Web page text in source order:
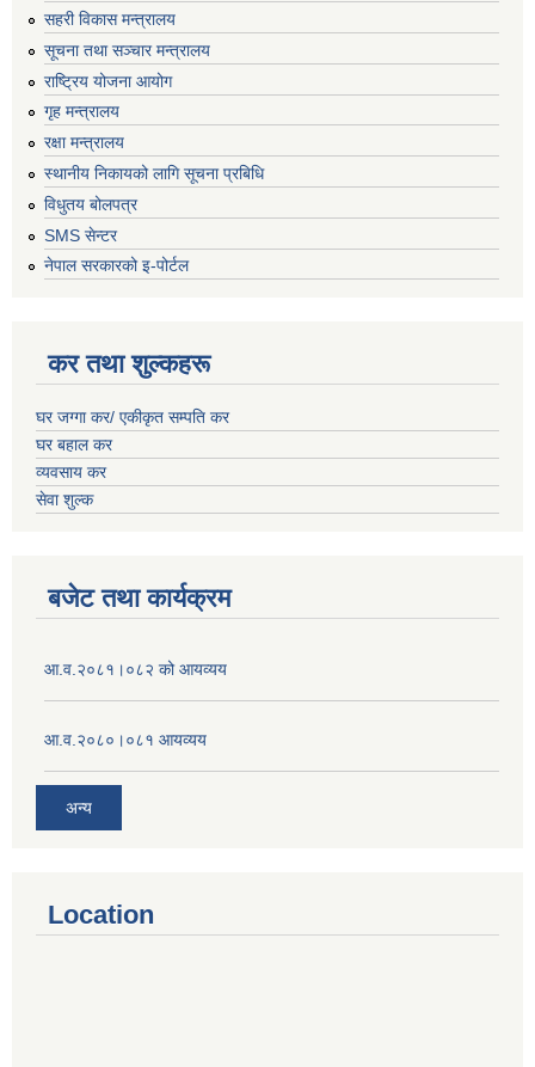
सहरी विकास मन्त्रालय
सूचना तथा सञ्चार मन्त्रालय
राष्ट्रिय योजना आयोग
गृह मन्त्रालय
रक्षा मन्त्रालय
स्थानीय निकायको लागि सूचना प्रबिधि
विधुतय बोलपत्र
SMS सेन्टर
नेपाल सरकारको इ-पोर्टल
कर तथा शुल्कहरू
घर जग्गा कर/ एकीकृत सम्पति कर
घर बहाल कर
व्यवसाय कर
सेवा शुल्क
बजेट तथा कार्यक्रम
आ.व.२०८१।०८२ को आयव्यय
आ.व.२०८०।०८१ आयव्यय
अन्य
Location